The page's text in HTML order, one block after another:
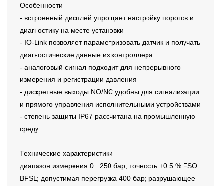
Особенности
- встроенный дисплей упрощает настройку порогов и
диагностику на месте установки
- IO-Link позволяет параметризовать датчик и получать
диагностические данные из контроллера
- аналоговый сигнал подходит для непрерывного
измерения и регистрации давления
- дискретные выходы NO/NC удобны для сигнализации
и прямого управления исполнительными устройствами
- степень защиты IP67 рассчитана на промышленную
среду
Технические характеристики
диапазон измерения 0...250 бар; точность ±0.5 % FSO
BFSL; допустимая перегрузка 400 бар; разрушающее